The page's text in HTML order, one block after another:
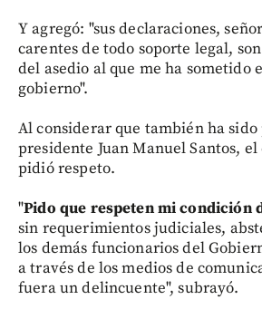
Y agregó: "sus declaraciones,
carentes de todo soporte legal,
del asedio al que me ha sometido
gobierno".
Al considerar que también ha
presidente Juan Manuel Santos,
pidió respeto.
"Pido que respeten mi condición
sin requerimientos judiciales,
los demás funcionarios del
a través de los medios de
fuera un delincuente", subrayó.